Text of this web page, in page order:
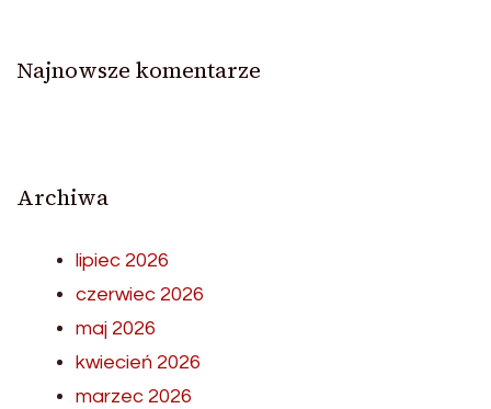
Najnowsze komentarze
Archiwa
lipiec 2026
czerwiec 2026
maj 2026
kwiecień 2026
marzec 2026